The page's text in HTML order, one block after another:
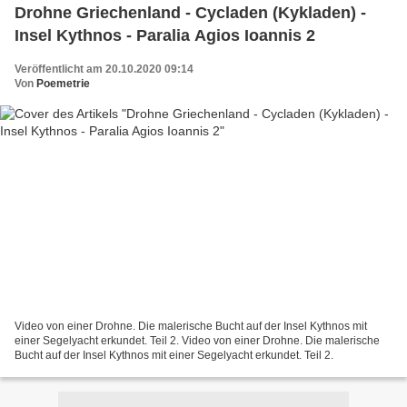
Drohne Griechenland - Cycladen (Kykladen) -
Insel Kythnos - Paralia Agios Ioannis 2
Veröffentlicht am 20.10.2020 09:14
Von Poemetrie
Video von einer Drohne. Die malerische Bucht auf der Insel Kythnos mit
einer Segelyacht erkundet. Teil 2. Video von einer Drohne. Die malerische
Bucht auf der Insel Kythnos mit einer Segelyacht erkundet. Teil 2.